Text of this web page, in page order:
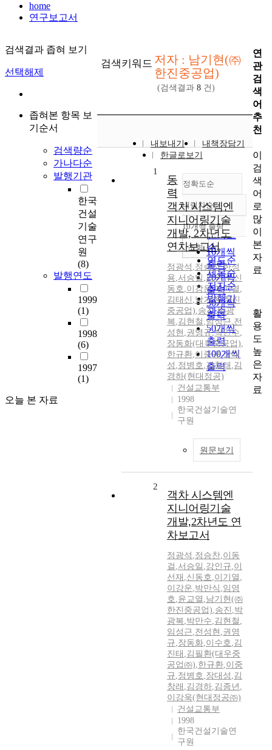
home
연구보고서
검색결과 좁혀 보기
선택해제
좁혀본 항목 보
기순서
검색량순
가나다순
발행기관
한국
건설
기술
연구
원
(8)
발행연도
1999
(1)
1998
(6)
1997
(1)
오늘 본 자료
검색키워드 저자 : 남기현(㈜
한진중공업)
(검색결과 8 건)
내보내기
내책장담기
한글로보기
정확도순
정확도
순
인기도
순
연도순
제목순
저자순
발행기
관순
내림차순
내림차순
10개씩 출력
10개씩
출력
20개씩
출력
30개씩
출력
50개씩
출력
100개씩
출력
조회
1
동
력
객차 시스템엔
지니어링기술
개발, 2차년도
연차보고서
정광석 ,정승찬,한성
용,서승일 ,강인규,신
동호,이강운,이기열 ,
김태신 ,남기현(한진
중공업),송진,박광
복,김현철 ,임성근,전
성현 ,권영규,박만수,
장동화(대우중공업),
한규환,이중규,장대
성 ,정병호,김창래 ,김
경하(현대정공)
건설교통부
1998
한국건설기술연
구원
원문보기
2
객차 시스템엔
지니어링기술
개발,2차년도 연
차보고서
정광석 ,정승찬,이동
걸 ,서승일 ,강인규,이
선재 ,신동호,이기열 ,
이강운,박만식 ,임영
호,윤교열 ,남기현(㈜
한진중공업),송진 ,박
광복,박만수,김현철 ,
임성근,전성현 ,권영
규,장동화,이수호,김
진태 ,김필환(대우중
공업㈜),한규환,이중
규,정병호,장대성 ,김
창래 ,김경하,김종년 ,
이강욱(현대정공㈜)
건설교통부
1998
한국건설기술연
구원
연
관
검
색
어
추
천
이
검
색
어
로
많
이
본
자
료
활
용
도
높
은
자
료